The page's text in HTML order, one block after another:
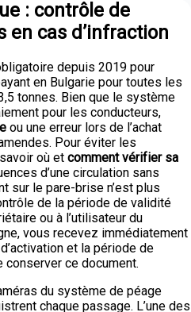
: contrôle de
en cas d’infraction
depuis 2019 pour
en Bulgarie pour toutes les
tonnes. Bien que le système
pour les conducteurs,
ou une erreur lors de l’achat
Pour éviter les
où et comment vérifier sa
d’une circulation sans
sur le pare-brise n’est plus
de la période de validité
ou à l’utilisateur du
vous recevez immédiatement
et la période de
ce document.
du système de péage
chaque passage. L’une des